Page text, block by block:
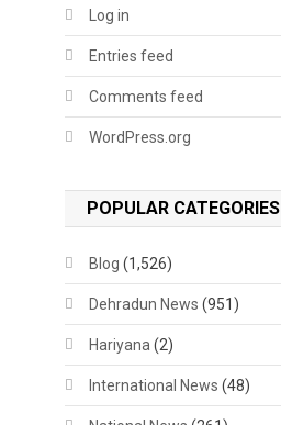
Log in
Entries feed
Comments feed
WordPress.org
POPULAR CATEGORIES
Blog (1,526)
Dehradun News (951)
Hariyana (2)
International News (48)